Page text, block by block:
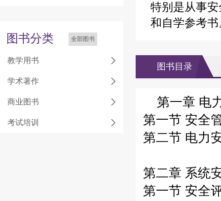
图书分类 全部图书
教学用书
学术著作
商业图书
考试培训
特别是从事
和自学参考
图书目录
第一章 电
第一节 安全
第二节 电力
第二章 系统
第一节 安全